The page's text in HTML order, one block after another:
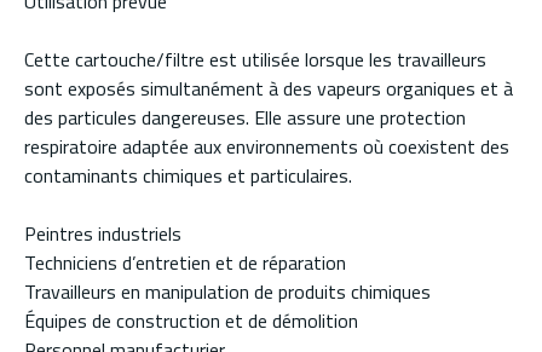
Cette cartouche/filtre est utilisée lorsque les travailleurs
sont exposés simultanément à des vapeurs organiques et à
des particules dangereuses. Elle assure une protection
respiratoire adaptée aux environnements où coexistent des
contaminants chimiques et particulaires.
Peintres industriels
Techniciens d’entretien et de réparation
Travailleurs en manipulation de produits chimiques
Équipes de construction et de démolition